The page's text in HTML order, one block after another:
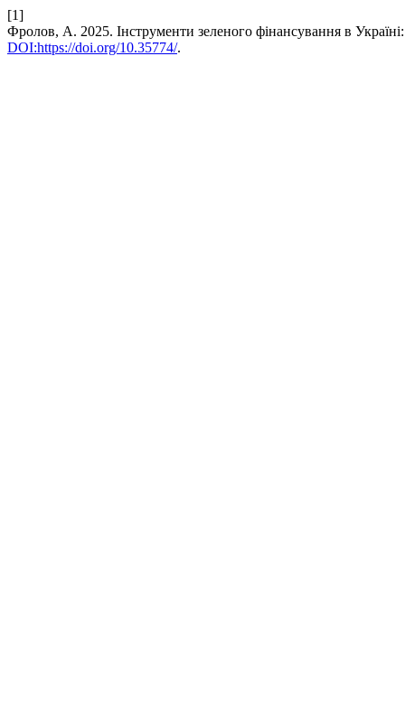
[1]
Фролов, А. 2025. Інструменти зеленого фінансування в
DOI:https://doi.org/10.35774/.